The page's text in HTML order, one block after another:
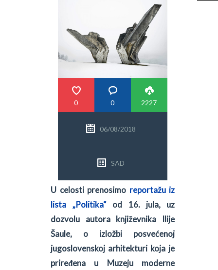
0 0 2227
06/08/2018
SAD
U celosti prenosimo reportažu iz
lista „Politika“ od 16. jula, uz
dozvolu autora književnika Ilije
Šaule, o izložbi posvećenoj
jugoslovenskoj arhitekturi koja je
priređena u Muzeju moderne